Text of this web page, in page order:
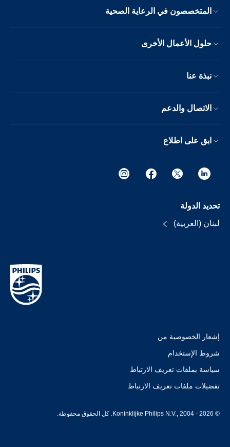
المتخصصون في الرعاية الصحية
حلول الأعمال الأخرى
نبذة عنا
الاتصال والدعم
ابق على اطلاع
تحديد الدولة
لبنان (العربية)
إشعار الخصوصية من
شروط الإستخدام
سياسة بملفات تعريف الارتباط
تفضيلات ملفات تعريف الارتباط
© Koninklijke Philips N.V., 2004 - 2026. كل الحقوق محفوظة.